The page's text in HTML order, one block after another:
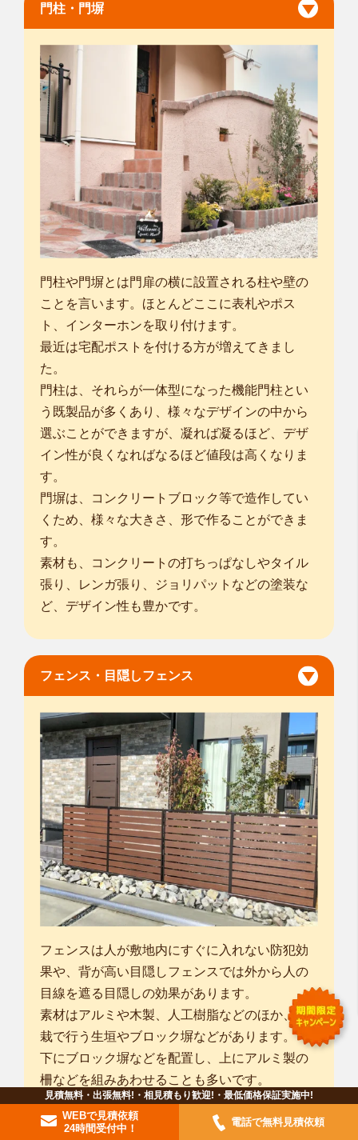
門柱・門塀
門柱や門塀とは門扉の横に設置される柱や壁の
ことを言います。ほとんどここに表札やポス
ト、インターホンを取り付けます。
最近は宅配ポストを付ける方が増えてきまし
た。
門柱は、それらが一体型になった機能門柱とい
う既製品が多くあり、様々なデザインの中から
選ぶことができますが、凝れば凝るほど、デザ
イン性が良くなればなるほど値段は高くなりま
す。
門塀は、コンクリートブロック等で造作してい
くため、様々な大きさ、形で作ることができま
す。
素材も、コンクリートの打ちっぱなしやタイル
張り、レンガ張り、ジョリパットなどの塗装な
ど、デザイン性も豊かです。
フェンス・目隠しフェンス
フェンスは人が敷地内にすぐに入れない防犯効
果や、背が高い目隠しフェンスでは外から人の
目線を遮る目隠しの効果があります。
素材はアルミや木製、人工樹脂などのほか、植
栽で行う生垣やブロック塀などがあります。
下にブロック塀などを配置し、上にアルミ製の
柵などを組みあわせることも多いです。
ただし、目隠しフェンスの場合は、ブロック上
に施工はできませんので、独立基礎ブロックを
見積無料・出張無料!・相見積もり歓迎!・最低価格保証実施中!
WEBで見積依頼
24時間受付中！
電話で無料見積依頼